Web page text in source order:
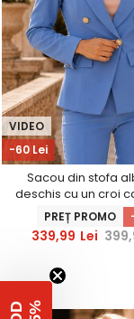
-60 Lei
VIDEO
Sacou din stofa
deschis cu un croi
nasturi
StarShinerS
PREȚ PROMO
339,99 Lei